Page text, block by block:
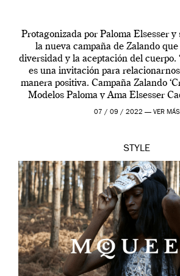
Protagonizada por Paloma Elsesser y
la nueva campaña de Zalando
diversidad y la aceptación del cuerpo.
es una invitación para
manera positiva. Campaña Zalando
Modelos Paloma y Ama Elsesser
outfit, cada momento,
07 / 09 / 2022 — VER MÁS
STYLE